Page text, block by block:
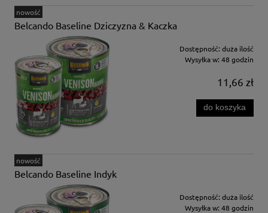
Belcando Baseline Dziczyzna & Kaczka
Dostępność: duża ilość
Wysyłka w: 48 godzin
11,66 zł
do koszyka
nowość
Belcando Baseline Indyk
Dostępność: duża ilość
Wysyłka w: 48 godzin
nowość